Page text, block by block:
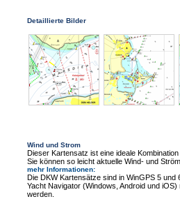
Detaillierte Bilder
Wind und Strom
Dieser Kartensatz ist eine ideale
Sie können so leicht aktuelle Wind- und
mehr Informationen:
Die DKW Kartensätze sind in WinGPS 5
Yacht Navigator (Windows, Android und
werden.